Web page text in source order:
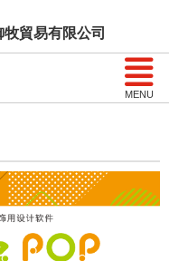
貿易有限公司
MENU